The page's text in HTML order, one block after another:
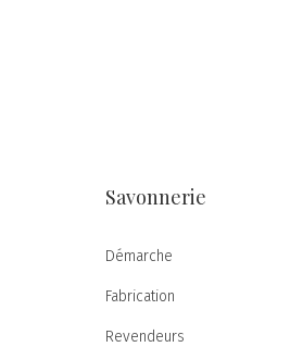
Savonnerie
Démarche
Fabrication
Revendeurs